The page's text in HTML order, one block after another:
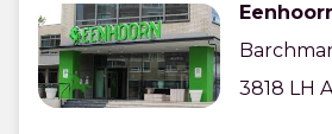
3818 LH